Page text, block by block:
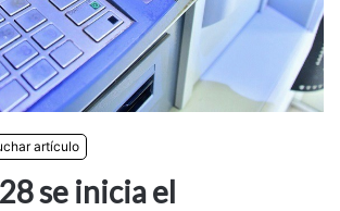
artículo
se inicia el